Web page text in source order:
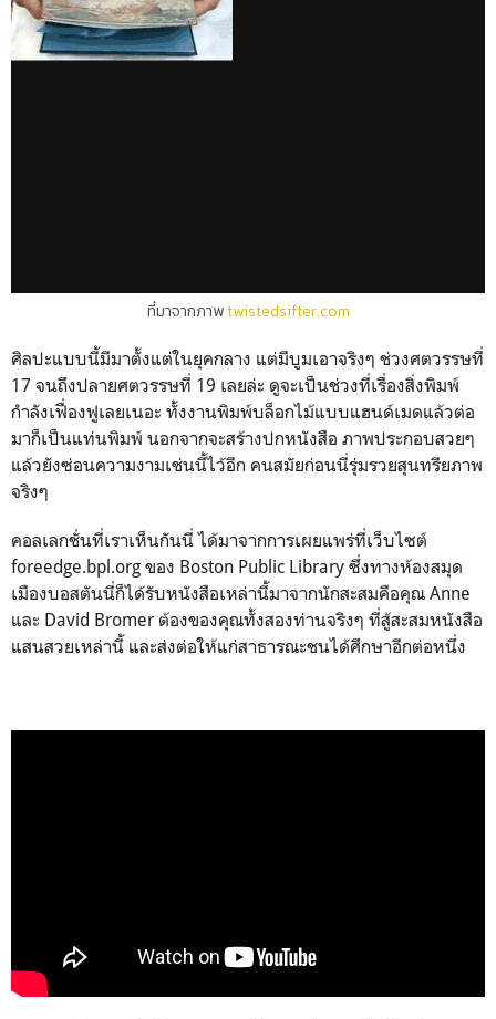
ที่มาจากภาพtwistedsifter.com
ศิลปะแบบนี้มีมาตั้งแต่ในยุคกลาง แต่มีบูมเอาจริงๆ ช่วงศตวรรษที่
17 จนถึงปลายศตวรรษที่ 19 เลยล่ะ ดูจะเป็นช่วงที่เรื่องสิ่งพิมพ์
กำลังเฟื่องฟูเลยเนอะ ทั้งงานพิมพ์บล็อกไม้แบบแฮนด์เมดแล้วต่อ
มาก็เป็นแท่นพิมพ์ นอกจากจะสร้างปกหนังสือ ภาพประกอบสวยๆ
แล้วยังซ่อนความงามเช่นนี้ไว้อีก คนสมัยก่อนนี่รุ่มรวยสุนทรียภาพ
จริงๆ
คอลเลกชั่นที่เราเห็นกันนี่ ได้มาจากการเผยแพร่ที่เว็บไซต์
foreedge.bpl.org ของ Boston Public Library ซึ่งทางห้องสมุด
เมืองบอสตันนี่ก็ได้รับหนังสือเหล่านี้มาจากนักสะสมคือคุณ Anne
และ David Bromer ต้องของคุณทั้งสองท่านจริงๆ ที่สู้สะสมหนังสือ
แสนสวยเหล่านี้ และส่งต่อให้แก่สาธารณะชนได้ศึกษาอีกต่อหนึ่ง